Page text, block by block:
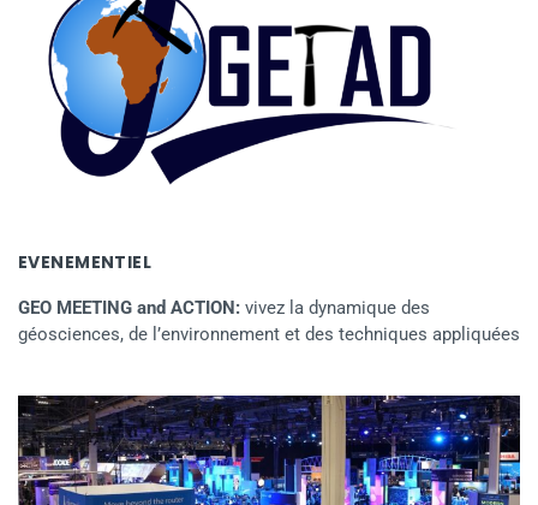
EVENEMENTIEL
GEO MEETING and ACTION: vivez la dynamique des
géosciences, de l’environnement et des techniques appliquées